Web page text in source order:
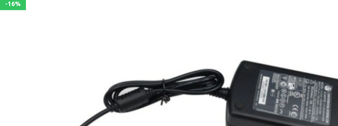
-16%